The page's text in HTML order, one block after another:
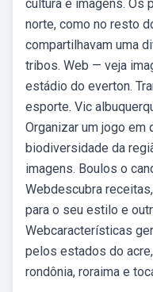
cultura e imagens. Os
norte, como no resto
compartilhavam uma
tribos. Web — veja
estádio do everton.
esporte. Vic
Organizar um jogo em
biodiversidade da
imagens. Boulos o
Webdescubra
para o seu estilo e
Webcaracterísticas
pelos estados do
rondônia, roraima e